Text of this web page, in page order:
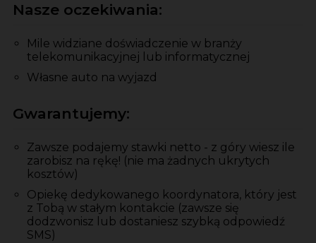
Nasze oczekiwania:
Mile widziane doświadczenie w branży
telekomunikacyjnej lub informatycznej
Własne auto na wyjazd
Gwarantujemy:
Zawsze podajemy stawki netto - z góry wiesz ile
zarobisz na rękę! (nie ma żadnych ukrytych
kosztów)
Opiekę dedykowanego koordynatora, który jest
z Tobą w stałym kontakcie (zawsze się
dodzwonisz lub dostaniesz szybką odpowiedź
SMS)